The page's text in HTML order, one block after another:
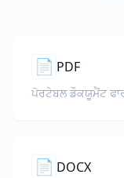
📄 PDF
ਪੋਰਟੇਬਲ ਡੌਕਯੂਮੈਂਟ
📄 DOCX